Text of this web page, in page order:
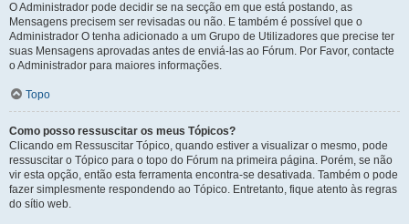
O Administrador pode decidir se na secção em que está postando, as
Mensagens precisem ser revisadas ou não. E também é possível que o
Administrador O tenha adicionado a um Grupo de Utilizadores que precise ter
suas Mensagens aprovadas antes de enviá-las ao Fórum. Por Favor, contacte
o Administrador para maiores informações.
Topo
Como posso ressuscitar os meus Tópicos?
Clicando em Ressuscitar Tópico, quando estiver a visualizar o mesmo, pode
ressuscitar o Tópico para o topo do Fórum na primeira página. Porém, se não
vir esta opção, então esta ferramenta encontra-se desativada. Também o pode
fazer simplesmente respondendo ao Tópico. Entretanto, fique atento às regras
do sítio web.